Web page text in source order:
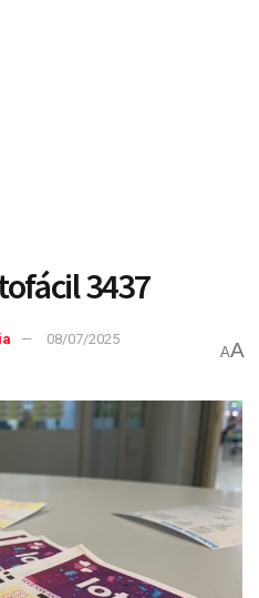
3437
08/07/2025
AA